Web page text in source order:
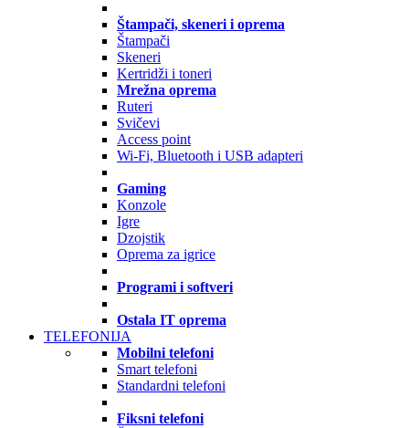
Štampači, skeneri i oprema
Štampači
Skeneri
Kertridži i toneri
Mrežna oprema
Ruteri
Svičevi
Access point
Wi-Fi, Bluetooth i USB adapteri
Gaming
Konzole
Igre
Dzojstik
Oprema za igrice
Programi i softveri
Ostala IT oprema
TELEFONIJA
Mobilni telefoni
Smart telefoni
Standardni telefoni
Fiksni telefoni